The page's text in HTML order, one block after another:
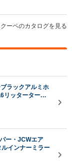
クーペのカタログを見る
ラックアルミホ
ッターターボ
ド ETC キー
安心保証 正規
ー・JCWエア
インナーミラー